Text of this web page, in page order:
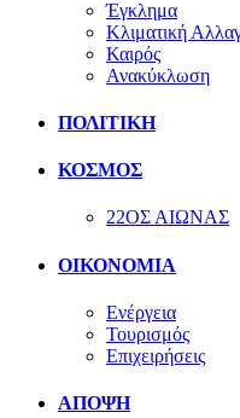
Έγκλημα
Κλιματική
Καιρός
Ανακύκλωση
ΠΟΛΙΤΙΚΗ
ΚΟΣΜΟΣ
22ΟΣ ΑΙΩΝΑΣ
ΟΙΚΟΝΟΜΙΑ
Ενέργεια
Τουρισμός
Επιχειρήσεις
ΑΠΟΨΗ